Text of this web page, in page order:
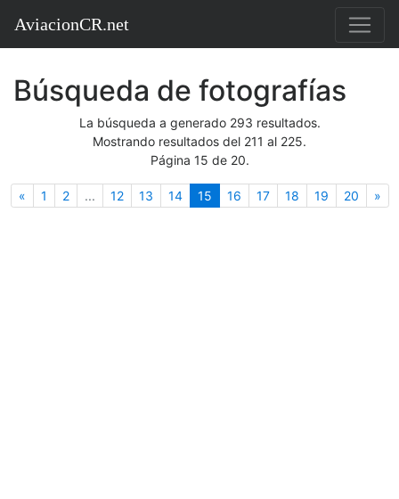
AviacionCR.net
Búsqueda de fotografías
La búsqueda a generado 293 resultados.
Mostrando resultados del 211 al 225.
Página 15 de 20.
«Anterior
1 2 ... 12 13 14 15(actual)
16 17 18 19 20 »